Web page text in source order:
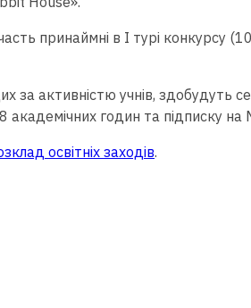
принаймні в І турі конкурсу
за активністю учнів, здобудуть
академічних годин та підписку на
освітніх заходів.